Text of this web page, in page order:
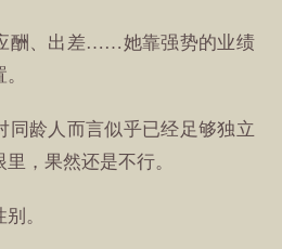
酬、出差……她靠强势的业绩
同龄人而言似乎已经足够独立
，果然还是不行。
。